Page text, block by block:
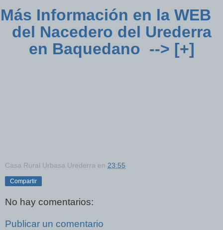
Más Información en la WEB
del Nacedero del Urederra
en Baquedano --> [+]
Casa Rural Urbasa Urederra en 23:55
Compartir
No hay comentarios:
Publicar un comentario